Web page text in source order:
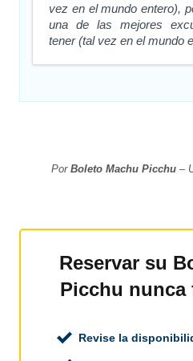
vez en el mundo entero),
una de las mejores
tener (tal vez en el mundo
Por Boleto Machu Picchu–
Reservar su
Picchu nunca
Revise la